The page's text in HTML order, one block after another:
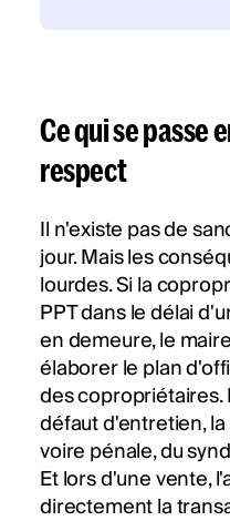
Ce qui se passe
respect
Il n'existe pas de
jour. Mais les
lourdes. Si la
PPT dans le délai
en demeure, le
élaborer le plan
des copropriétaires.
défaut d'entretien,
voire pénale, du
Et lors d'une vente,
directement la